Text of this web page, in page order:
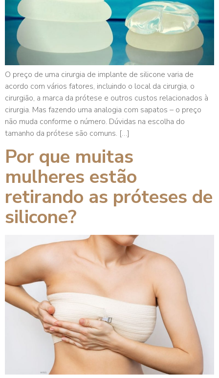
O preço de uma cirurgia de implante de silicone varia de
acordo com vários fatores, incluindo o local da cirurgia, o
cirurgião, a marca da prótese e outros custos relacionados à
cirurgia. Mas fazendo uma analogia com sapatos – o preço
não muda conforme o número. Dúvidas na escolha do
tamanho da prótese são comuns. […]
Por que muitas
mulheres estão
retirando as próteses de
silicone?